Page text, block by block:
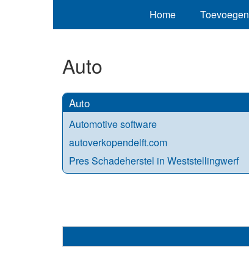
Home Toevoegen
Auto
Auto
Automotive software
autoverkopendelft.com
Pres Schadeherstel in Weststellingwerf